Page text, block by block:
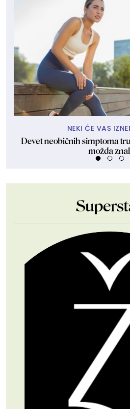
NEKI ĆE VAS
Devet neobičnih simptoma
možda